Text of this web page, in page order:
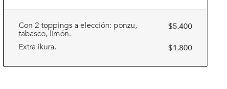
Con 2 toppings a elección: ponzu,
tabasco, limón.
$5.400
Extra ikura.
$1.800